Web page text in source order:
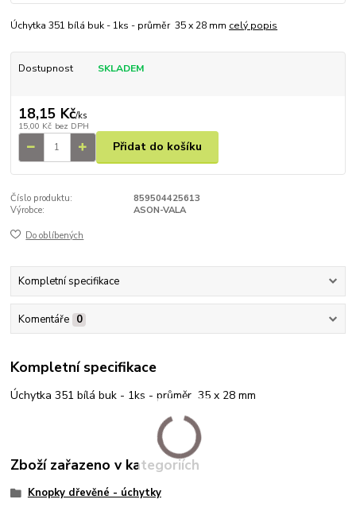
Úchytka 351 bílá buk - 1ks - průměr 35 x 28 mm celý popis
Dostupnost SKLADEM
18,15 Kč/ks
15,00 Kč bez DPH
Přidat do košíku
Číslo produktu:
859504425613
Výrobce:
ASON-VALA
Do oblíbených
Kompletní specifikace
Komentáře 0
Kompletní specifikace
Úchytka 351 bílá buk - 1ks - průměr 35 x 28 mm
Zboží zařazeno v kategoriích
Knopky dřevěné - úchytky